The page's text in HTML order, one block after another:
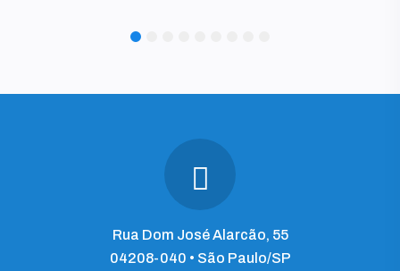
4
Rua Dom José Alarcão, 55
04208-040 • São Paulo/SP